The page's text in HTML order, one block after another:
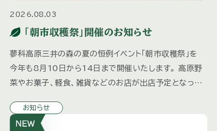
2026.08.03
「朝市収穫祭」開催のお知らせ
蓼科高原三井の森の夏の恒例イベント「朝市収穫祭」を
今年も8月10日から14日まで開催いたします。 高原野
菜やお菓子、軽食、雑貨などのお店が出店予定となって
ナーを計画中 […]
お知らせ